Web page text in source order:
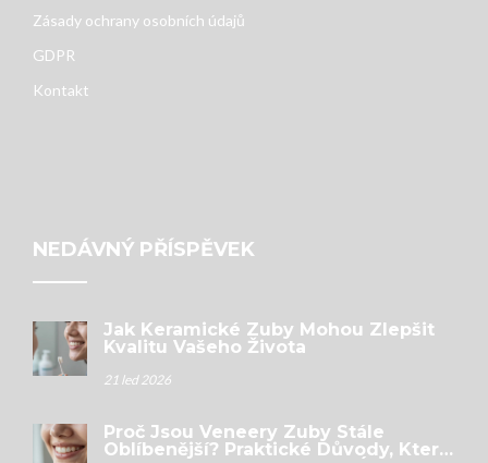
Zásady ochrany osobních údajů
GDPR
Kontakt
NEDÁVNÝ PŘÍSPĚVEK
Jak Keramické Zuby Mohou Zlepšit
Kvalitu Vašeho Života
21 led 2026
Proč Jsou Veneery Zuby Stále
Oblíbenější? Praktické Důvody, Které